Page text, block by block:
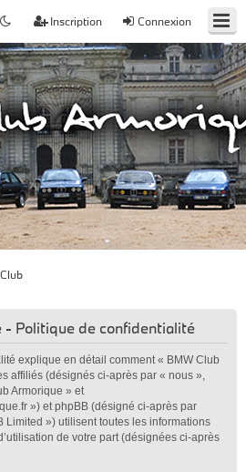
Connexion
Inscription
- Politique de confidentialité
explique en détail comment « BMW Club
affiliés (désignés ci-après par « nous »,
Armorique » et
») et phpBB (désigné ci-après par
Limited ») utilisent toutes les informations
de votre part (désignées ci-après